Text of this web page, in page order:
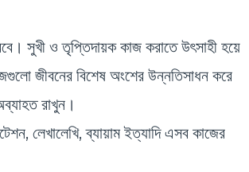
সুখী ও তৃপ্তিদায়ক কাজ করাতে উৎসাহী হয়ে
জীবনের বিশেষ অংশের উন্নতিসাধন করে
রাখুন।
লেখালেখি, ব্যায়াম ইত্যাদি এসব কাজের